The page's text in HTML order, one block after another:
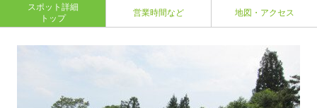
スポット詳細
トップ
営業時間など 地図・アクセス